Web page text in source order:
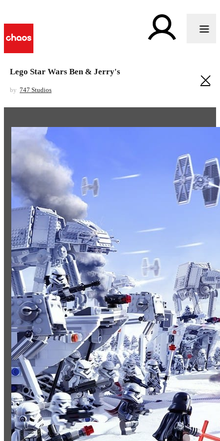
Lego Star Wars Ben & Jerry's
by 747 Studios